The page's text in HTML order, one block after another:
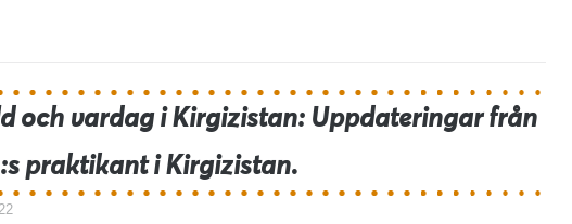
och vardag i Kirgizistan: Uppdateringar från
praktikant i Kirgizistan.